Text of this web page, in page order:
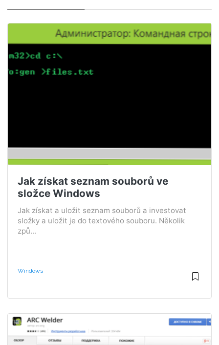
Jak získat seznam souborů ve
složce Windows
Jak získat a uložit seznam souborů a investovat
složky a uložit je do textového souboru. Několik
způ...
Windows